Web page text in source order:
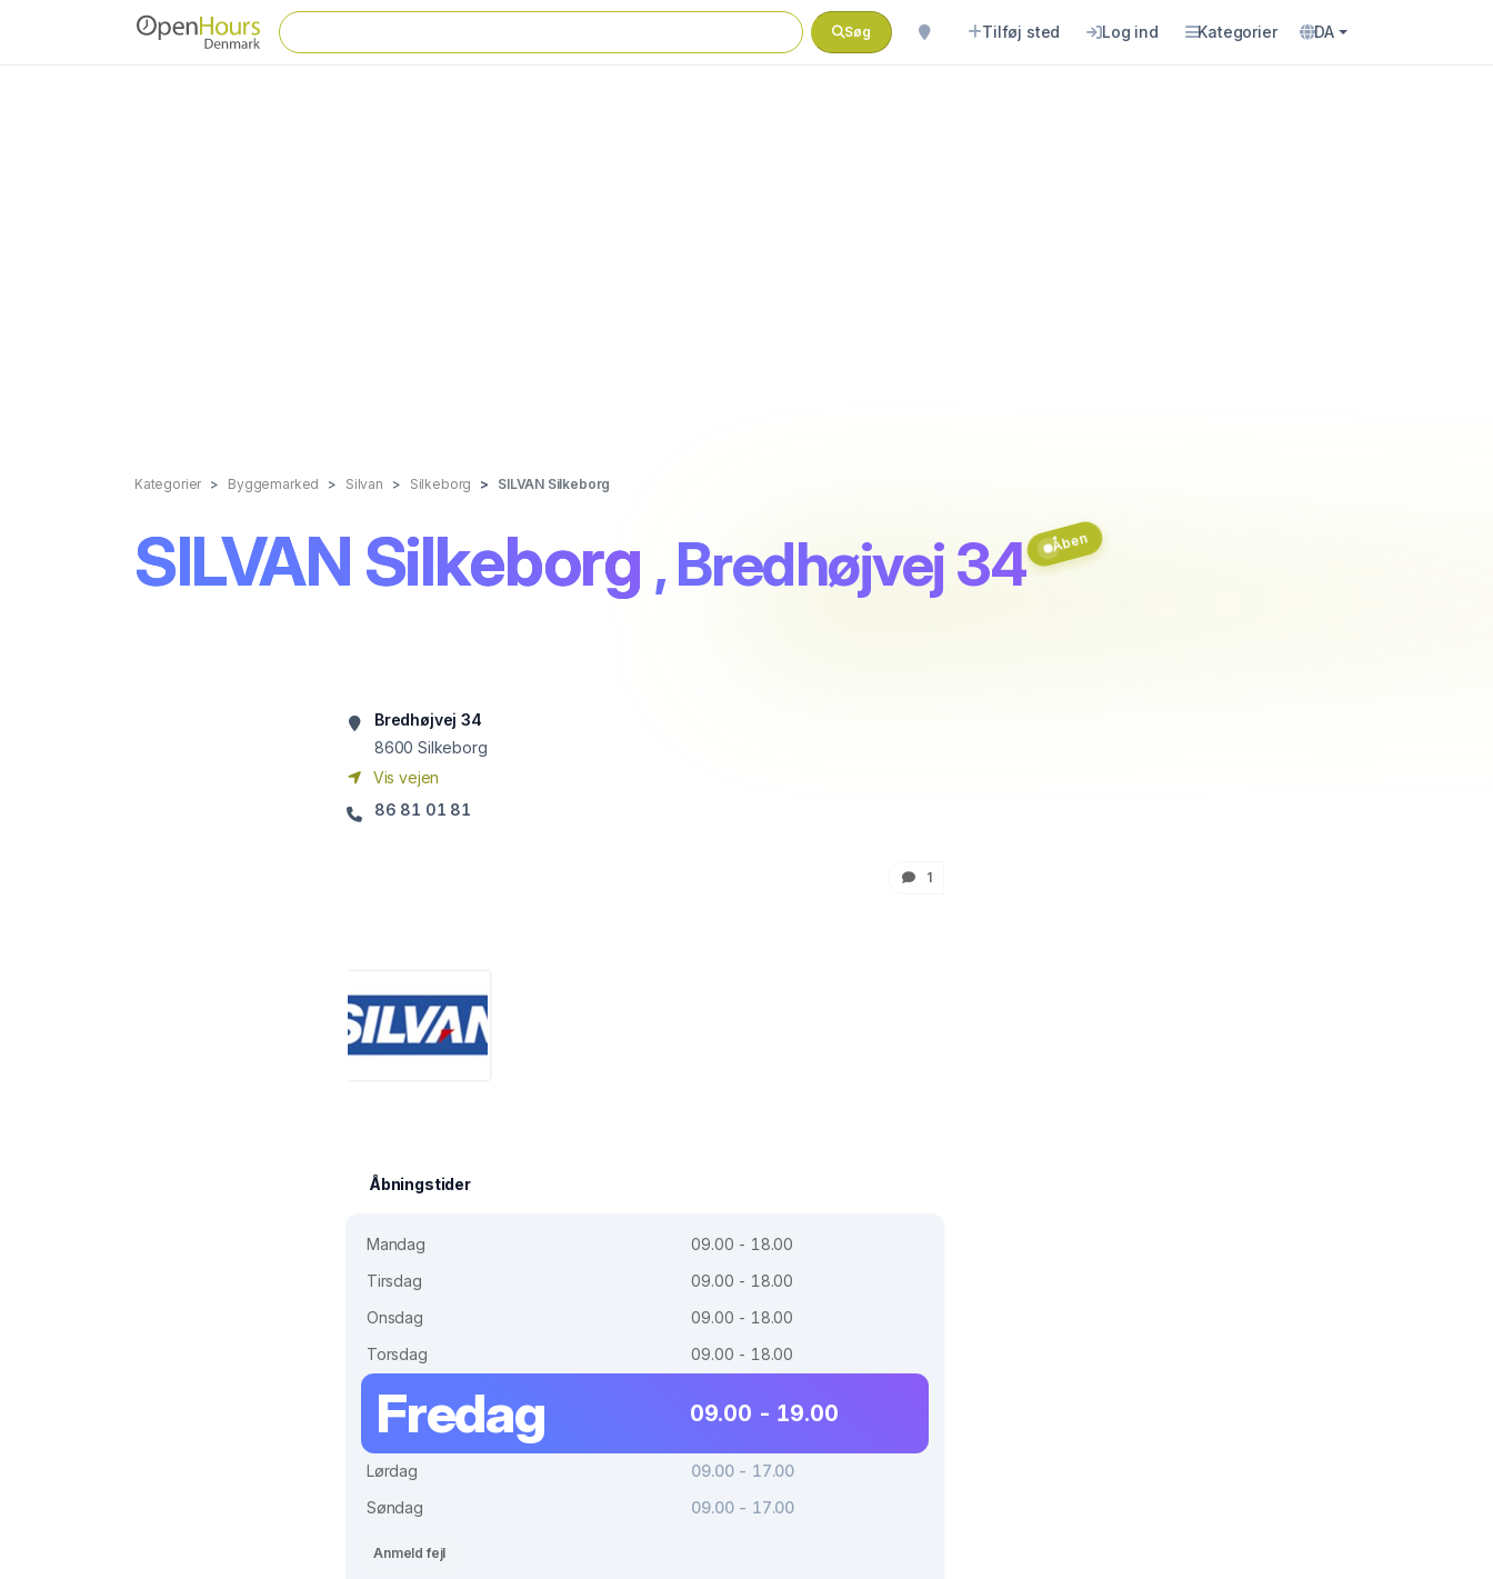
Søg Tilføj sted Log ind Kategorier DA
Kategorier Byggemarked Silvan Silkeborg SILVAN Silkeborg
SILVAN Silkeborg , Bredhøjvej 34 Åben
Bredhøjvej 34
8600 Silkeborg
Vis vejen
86 81 01 81
1
Åbningstider
Mandag
09.00 - 18.00
Tirsdag
09.00 - 18.00
Onsdag
09.00 - 18.00
Torsdag
09.00 - 18.00
Fredag 09.00 - 19.00
Lørdag
09.00 - 17.00
Søndag
09.00 - 17.00
Anmeld fejl